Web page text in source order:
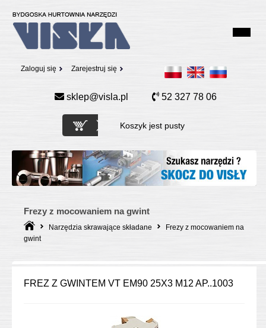
Zarejestruj się
Zaloguj się
sklep@visla.pl 52 327 78 06
Koszyk jest pusty
Frezy z mocowaniem na gwint
Narzędzia skrawające składane
Frezy z mocowaniem na
gwint
FREZ Z GWINTEM VT EM90 25X3 M12 AP..1003